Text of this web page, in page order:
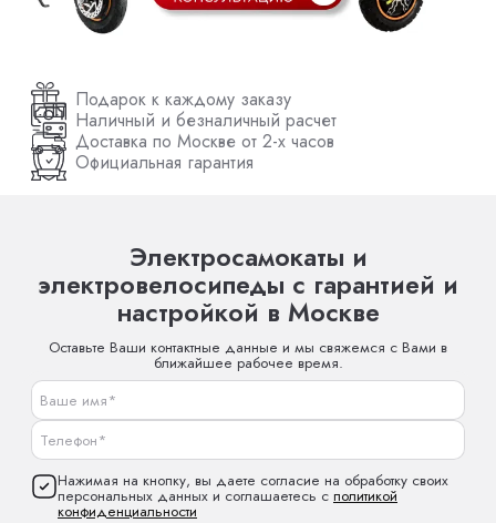
Подарок к каждому заказу
Наличный и безналичный расчет
Доставка по Москве от 2-х часов
Официальная гарантия
Электросамокаты и
электровелосипеды с гарантией и
настройкой в Москве
Оставьте Ваши контактные данные и мы свяжемся с Вами в
ближайшее рабочее время.
Нажимая на кнопку, вы даете согласие на обработку своих
персональных данных и соглашаетесь с политикой
конфиденциальности